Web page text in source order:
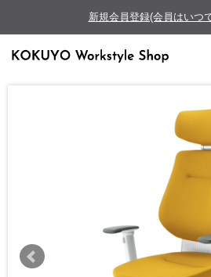
新規会員登録(会員はいつ